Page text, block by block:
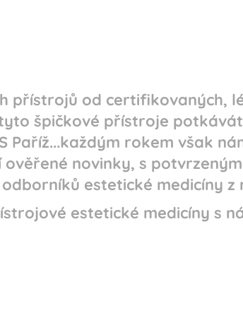
přístrojů od certifikovaných,
tyto špičkové přístroje
Paříž...každým rokem však
novinky, s
estetické medicíny z
estetické medicíny s